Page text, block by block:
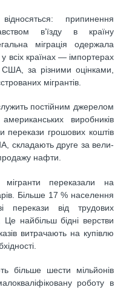
припинення
в’їзду в країну
міграція одержала
всіх країнах — імпортерах
за різними оцінками,
мігрантів.
постійним джерелом
виробників
перекази грошових коштів
складають друге за вели-
нафти.
переказали на
Більше 17 % населення
перекази від трудових
найбільш бідні верстви
витрачають на купівлю
більше шести мільйонів
роботу в